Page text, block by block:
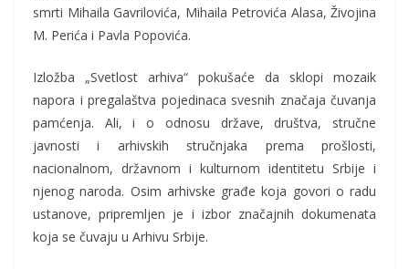
smrti Mihaila Gavrilovića, Mihaila Petrovića Alasa, Živojina
M. Perića i Pavla Popovića.
Izložba „Svetlost arhiva“ pokušaće da sklopi mozaik
napora i pregalaštva pojedinaca svesnih značaja čuvanja
pamćenja. Ali, i o odnosu države, društva, stručne
javnosti i arhivskih stručnjaka prema prošlosti,
nacionalnom, državnom i kulturnom identitetu Srbije i
njenog naroda. Osim arhivske građe koja govori o radu
ustanove, pripremljen je i izbor značajnih dokumenata
koja se čuvaju u Arhivu Srbije.